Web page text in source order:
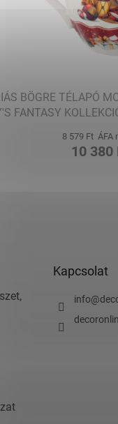
BÖGRE TÉLAPÓ
FANTASY
8 579 Ft ÁFA
10 380
Kapcsolat
info@